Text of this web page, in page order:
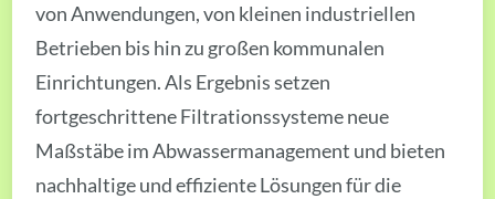
von Anwendungen, von kleinen industriellen
Betrieben bis hin zu großen kommunalen
Einrichtungen. Als Ergebnis setzen
fortgeschrittene Filtrationssysteme neue
Maßstäbe im Abwassermanagement und bieten
nachhaltige und effiziente Lösungen für die